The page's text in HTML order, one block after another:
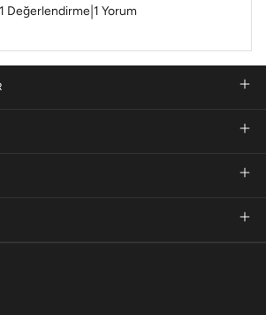
1 Değerlendirme 1 Yorum